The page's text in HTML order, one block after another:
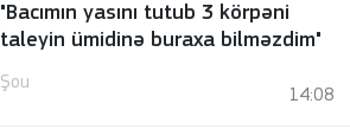
"Bacımın yasını tutub 3 körpəni
taleyin ümidinə buraxa bilməzdim"
Şou
14:08